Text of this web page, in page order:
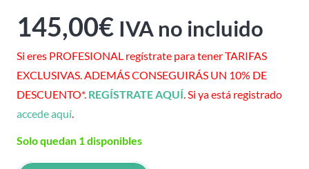
145,00€ IVA no incluido
Si eres PROFESIONAL regístrate para tener TARIFAS
EXCLUSIVAS. ADEMÁS CONSEGUIRÁS UN 10% DE
DESCUENTO*. REGÍSTRATE AQUÍ. Si ya está registrado
accede aquí.
Solo quedan 1 disponibles